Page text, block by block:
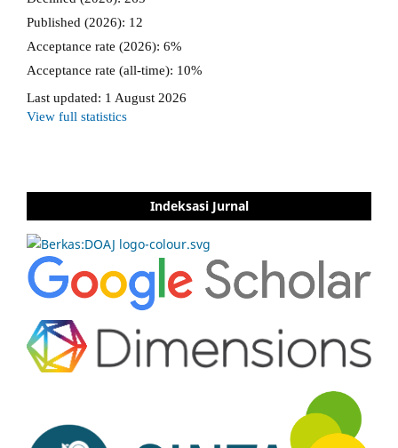
Indeksasi Jurnal